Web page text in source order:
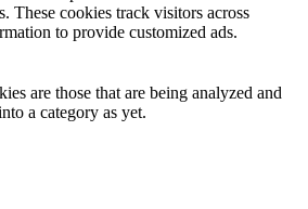
These cookies track visitors across
to provide customized ads.
are those that are being analyzed and
a category as yet.